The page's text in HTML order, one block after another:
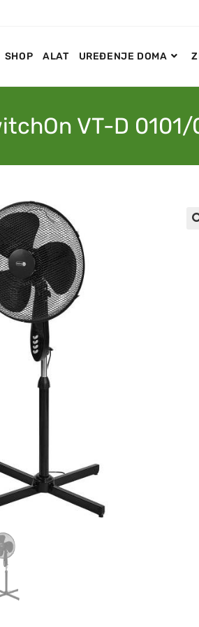
SHOP ALAT UREĐENJE DOMA
VT-D 0101/